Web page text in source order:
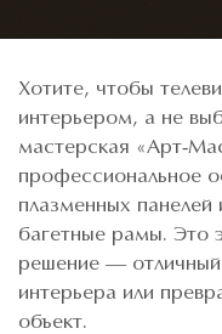
Хотите, чтобы
интерьером, а не
мастерская «Арт-
профессиональное
плазменных
багетные рамы. Это
решение — отличный
интерьера или
объект.